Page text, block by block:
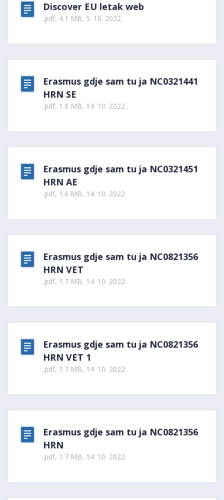
Discover EU letak web
.pdf, 4.1 MB, 5. 10. 2022.
Erasmus gdje sam tu ja NC0321441
HRN SE
.pdf, 1.8 MB, 14. 10. 2022.
Erasmus gdje sam tu ja NC0321451
HRN AE
.pdf, 1.6 MB, 14. 10. 2022.
Erasmus gdje sam tu ja NC0821356
HRN VET
.pdf, 1.7 MB, 14. 10. 2022.
Erasmus gdje sam tu ja NC0821356
HRN VET 1
.pdf, 1.7 MB, 14. 10. 2022.
Erasmus gdje sam tu ja NC0821356
HRN
.pdf, 1.7 MB, 14. 10. 2022.